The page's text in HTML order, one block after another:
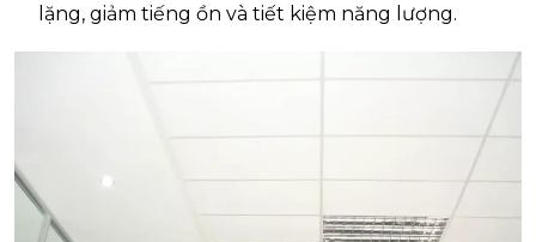
lặng, giảm tiếng ồn và tiết kiệm năng lượng.